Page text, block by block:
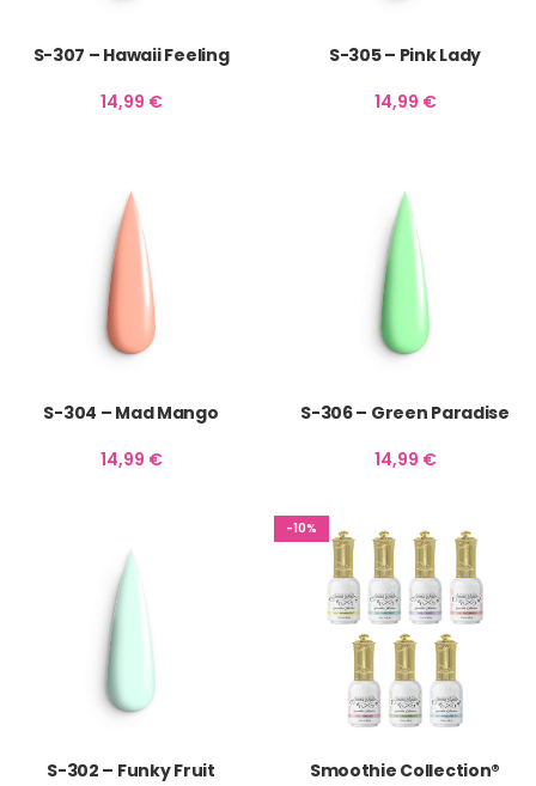
S-307 – Hawaii Feeling
14,99 €
S-305 – Pink Lady
14,99 €
S-304 – Mad Mango
14,99 €
S-306 – Green Paradise
14,99 €
S-302 – Funky Fruit
-10%
Smoothie Collection®